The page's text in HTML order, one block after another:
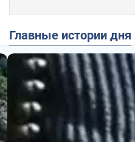
Главные истории дня